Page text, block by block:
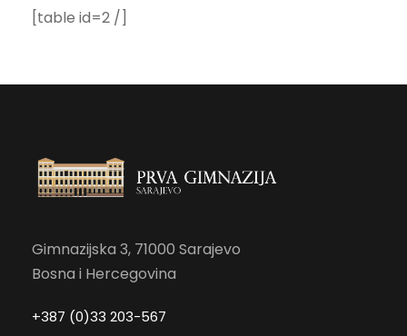
[table id=2 /]
Gimnazijska 3, 71000 Sarajevo
Bosna i Hercegovina
+387 (0)33 203-567